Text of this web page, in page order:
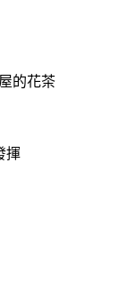
的花茶
揮